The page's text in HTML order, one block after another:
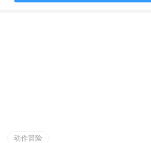
动作冒险